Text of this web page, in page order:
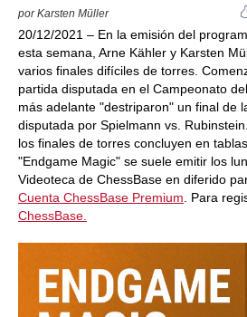
por Karsten Müller
20/12/2021 – En la emisión del
esta semana, Arne Kähler y Karsten
varios finales difíciles de torres.
partida disputada en el Campeonato
más adelante "destriparon" un final de
disputada por Spielmann vs.
los finales de torres concluyen en
"Endgame Magic" se suele emitir los
Videoteca de ChessBase en diferido
Cuenta ChessBase Premium . Para
ChessBase.